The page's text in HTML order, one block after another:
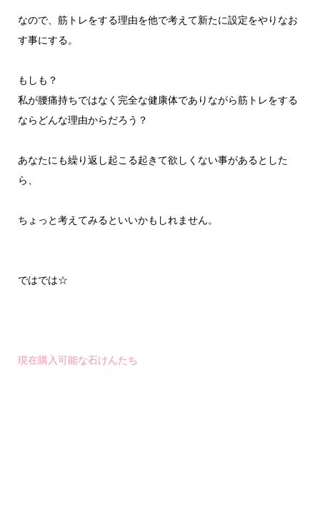
なので、筋トレをする理由を他で考えて新たに設定をやりなお
す事にする。
もしも？
私が腰痛持ちではなく完全な健康体でありながら筋トレをする
ならどんな理由からだろう？
あなたにも繰り返し起こる起きて欲しくない事があるとした
ら、
ちょっと考えてみるといいかもしれません。
ではでは☆
現在購入可能な石けんたち